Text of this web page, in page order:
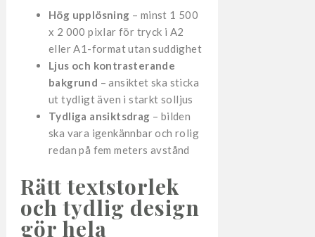
Hög upplösning – minst 1 500
x 2 000 pixlar för tryck i A2
eller A1-format utan suddighet
Ljus och kontrasterande
bakgrund – ansiktet ska sticka
ut tydligt även i starkt solljus
Tydliga ansiktsdrag – bilden
ska vara igenkännbar och rolig
redan på fem meters avstånd
Rätt textstorlek
och tydlig design
gör hela